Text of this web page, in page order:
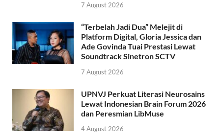
7 August 2026
“Terbelah Jadi Dua” Melejit di
Platform Digital, Gloria Jessica dan
Ade Govinda Tuai Prestasi Lewat
Soundtrack Sinetron SCTV
7 August 2026
UPNVJ Perkuat Literasi Neurosains
Lewat Indonesian Brain Forum 2026
dan Peresmian LibMuse
4 August 2026